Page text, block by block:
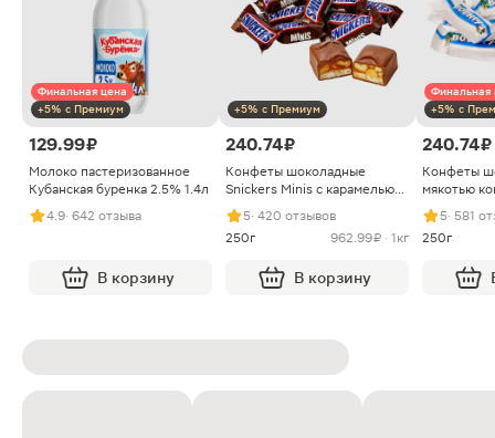
Финальная цена
+5% с Премиум
129.99 ₽
Молоко пастеризованное
Кубанская буренка 2.5% 1.4л
4.9· 642 отзыва
В корзину
+5% с Премиум
240.74 ₽
Конфеты шоколадные
Snickers Minis с карамелью
арахисом и нугой
5· 420 отзывов
250г
962.99 ₽ · 1кг
В корзину
Финальная
+5% с
240.74 ₽
Конфеты
мякотью
5· 581
250г